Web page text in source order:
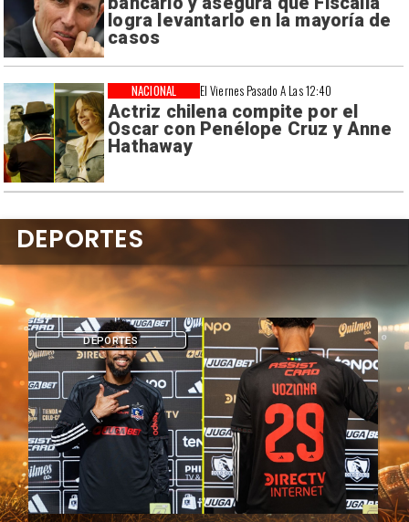
logra levantarlo en la mayoría de
casos
El Viernes Pasado A Las 12:40
Actriz chilena compite por el
Oscar con Penélope Cruz y Anne
Hathaway
NACIONAL
DEPORTES
DEPORTES